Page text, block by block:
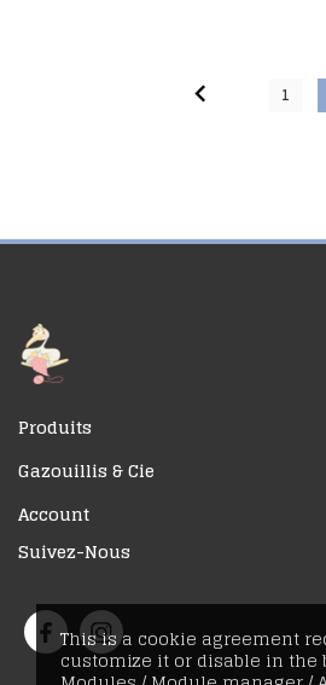
This is a cookie agreement
customize it or disable in the
 1
Produits
Gazouillis & Cie
Account
Suivez-Nous